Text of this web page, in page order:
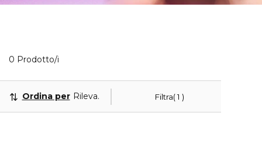
0 Prodotto/i
Filtra 1
Ordina per Rilevanza